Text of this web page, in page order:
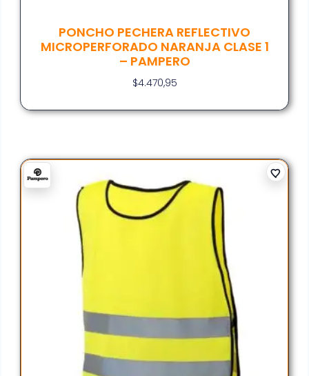
PONCHO PECHERA REFLECTIVO
MICROPERFORADO NARANJA CLASE 1
– PAMPERO
$4.470,95